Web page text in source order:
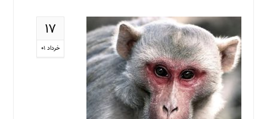
۱۷
خرداد ۰۱